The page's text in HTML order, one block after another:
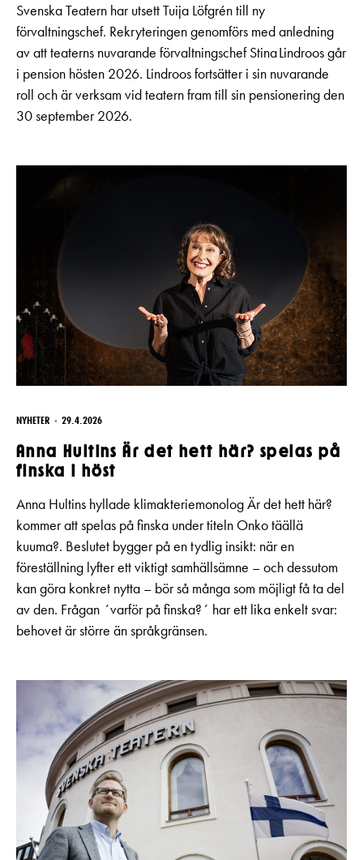
Svenska Teatern har utsett Tuija Löfgrén till ny
förvaltningschef. Rekryteringen genomförs med anledning
av att teaterns nuvarande förvaltningschef Stina Lindroos går
i pension hösten 2026. Lindroos fortsätter i sin nuvarande
roll och är verksam vid teatern fram till sin pensionering den
30 september 2026.
NYHETER 29.4.2026
Anna Hultins Är det hett här? spelas på
finska i höst
Anna Hultins hyllade klimakteriemonolog Är det hett här?
kommer att spelas på finska under titeln Onko täällä
kuuma?. Beslutet bygger på en tydlig insikt: när en
föreställning lyfter ett viktigt samhällsämne – och dessutom
kan göra konkret nytta – bör så många som möjligt få ta del
av den. Frågan ´varför på finska?´ har ett lika enkelt svar:
behovet är större än språkgränsen.